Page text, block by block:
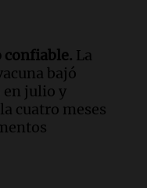
Catamarca por
ministros
confiable. La
bajó
julio y
cuatro meses